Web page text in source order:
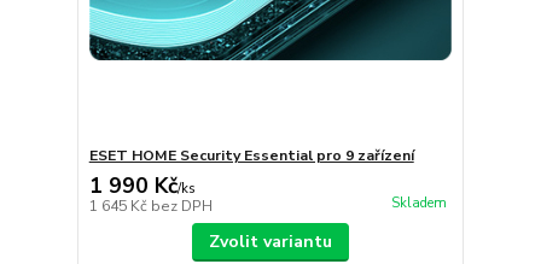
ESET HOME Security Essential pro 9 zařízení
1 990 Kč/ks
1 645 Kč bez DPH Skladem
Zvolit variantu